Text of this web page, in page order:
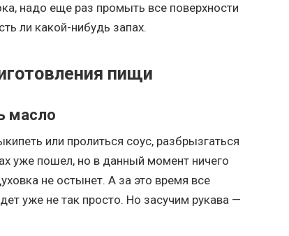
надо еще раз промыть все поверхности
ли какой-нибудь запах.
пищи
масло
или пролиться соус, разбрызгаться
уже пошел, но в данный момент ничего
не остынет. А за это время все
уже не так просто. Но засучим рукава —